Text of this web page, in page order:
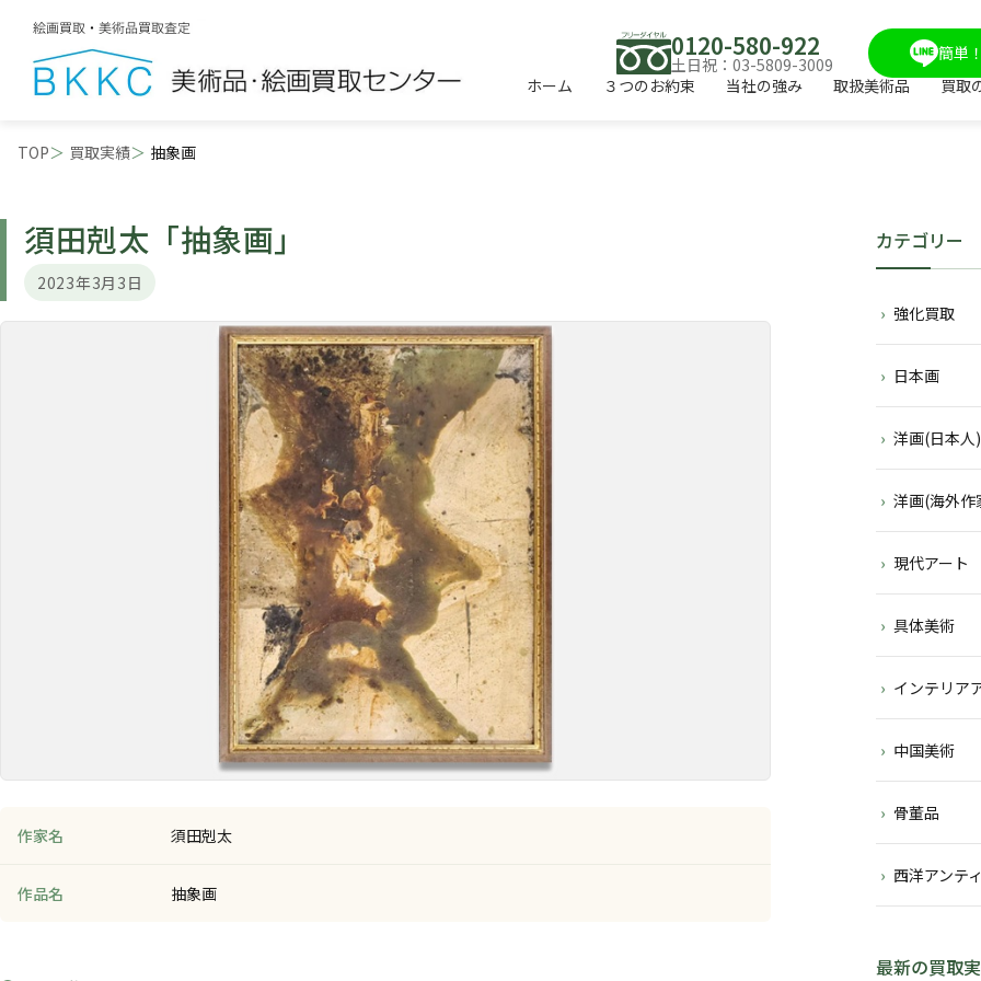
0120-580-922
土日祝：03-5809-3009
簡単
ホーム
３つのお約束 当社の強み 取扱美術品 買取
TOP 買取実績 抽象画
須田剋太 「抽象画」
2023年3月3日
作家名 須田剋太
作品名 抽象画
カテゴリー
強化買取
日本画
洋画(日本人)
洋画(海外作
現代アート
具体美術
インテリア
中国美術
骨董品
西洋アンテ
最新の買取